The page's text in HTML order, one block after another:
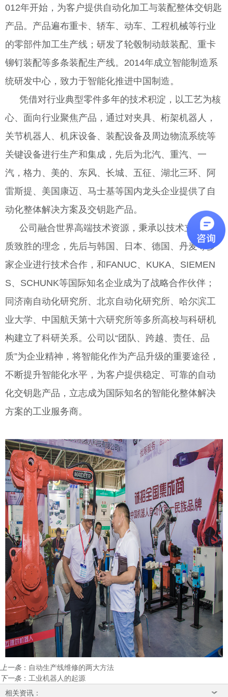
012年开始，为客户提供自动化加工与装配整体交钥匙
产品。产品遍布重卡、轿车、动车、工程机械等行业
的零部件加工生产线；研发了轮毂制动鼓装配、重卡
铆钉装配等多条装配生产线。2014年成立智能制造系
统研发中心，致力于智能化推进中国制造。
凭借对行业典型零件多年的技术积淀，以工艺为核
心、面向行业聚焦产品，通过对夹具、桁架机器人，
关节机器人、机床设备、装配设备及周边物流系统等
关键设备进行生产和集成，先后为北汽、重汽、一
汽，格力、美的、东风、长城、五征、湖北三环、阿
雷斯提、美国康迈、马士基等国内龙头企业提供了自
动化整体解决方案及交钥匙产品。
公司融合世界高端技术资源，秉承以技术立足、品
质致胜的理念，先后与韩国、日本、德国、丹麦等多
家企业进行技术合作，和FANUC、KUKA、SIEMEN
S、SCHUNK等国际知名企业成为了战略合作伙伴；
同济南自动化研究所、北京自动化研究所、哈尔滨工
业大学、中国航天第十六研究所等多所高校与科研机
构建立了科研关系。公司以“团队、跨越、责任、品
质”为企业精神，将智能化作为产品升级的重要途径，
不断提升智能化水平，为客户提供稳定、可靠的自动
化交钥匙产品，立志成为国际知名的智能化整体解决
方案的工业服务商。
上一条： 自动生产线维修的两大方法
下一条： 工业机器人的起源
相关资讯：